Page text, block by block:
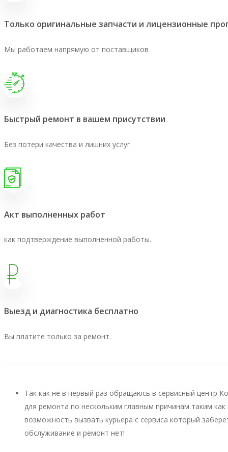
Только оригинальные запчасти и лицензионные
Мы работаем напрямую от поставщиков
Быстрый ремонт в вашем присутствии
Без потери качества и лишних услуг.
Акт выполненных работ
как подтверждение выполненной работы.
Выезд и диагностика бесплатно
Вы платите только за ремонт.
Так как не в первый раз обращаюсь в сервисный центр
для ремонта по нескольким главным причинам таким
возможность вызвать курьера с сервиса который
обслуживание и ремонт нет!